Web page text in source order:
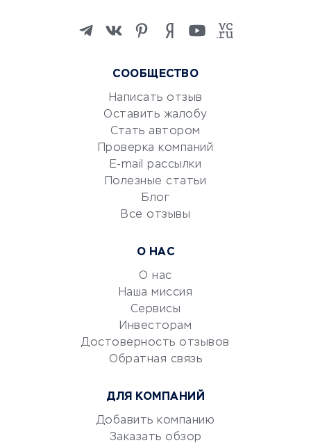
Изучение иностранных
Маркетинг и продажи
Репетиторство
Красота и здоровье
Сервисы по поиску работы
Сетевой маркетинг
УСЛУГИ ДЛЯ БИЗНЕСА
документооборот
Юридические компании
Аудиторские компании
Бухгалтерия онлайн
СООБЩЕСТВО
Написать отзыв
Оставить жалобу
Стать автором
Проверка компаний
E-mail рассылки
Полезные статьи
Блог
Все отзывы
О НАС
О нас
Наша миссия
Сервисы
Инвесторам
Достоверность отзывов
Обратная связь
ДЛЯ КОМПАНИЙ
Добавить компанию
Заказать обзор